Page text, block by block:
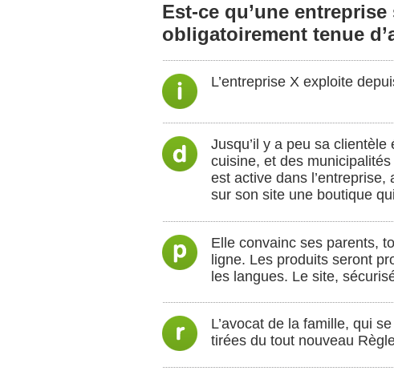
Est-ce qu’une
obligatoirement tenue
L’entreprise X exploite
Jusqu’il y a peu sa
cuisine, et des
est active dans
sur son site une boutique
Elle convainc ses parents,
ligne. Les produits seront
les langues. Le site,
L’avocat de la famille, qui
tirées du tout nouveau